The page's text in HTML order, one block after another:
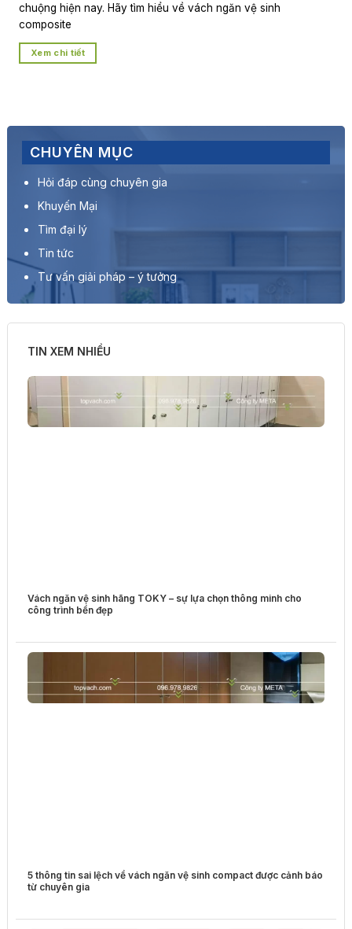
CHUYÊN MỤC
Hỏi đáp cùng chuyên gia
Khuyến Mại
Tìm đại lý
Tin tức
Tư vấn giải pháp – ý tưởng
TIN XEM NHIỀU
Vách ngăn vệ sinh hãng TOKY – sự lựa chọn thông minh cho
công trình bền đẹp
5 thông tin sai lệch về vách ngăn vệ sinh compact được cảnh báo
từ chuyên gia
chuộng hiện nay. Hãy tìm hiểu về vách ngăn vệ sinh
composite
Xem chi tiết